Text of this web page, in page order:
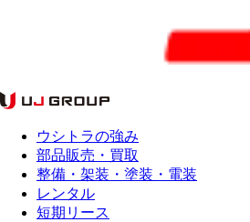
ウシトラの強み
部品販売・買取
整備・架装・塗装・電装
レンタル
短期リース